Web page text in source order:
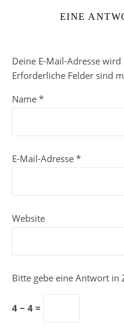
EINE
Deine E-Mail-Adresse
Erforderliche Felder sind
Name *
E-Mail-Adresse *
Website
Bitte gebe eine Antwort in
4 − 4 =